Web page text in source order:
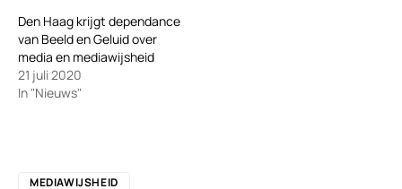
Den Haag krijgt dependance
van Beeld en Geluid over
media en mediawijsheid
21 juli 2020
In "Nieuws"
MEDIAWIJSHEID